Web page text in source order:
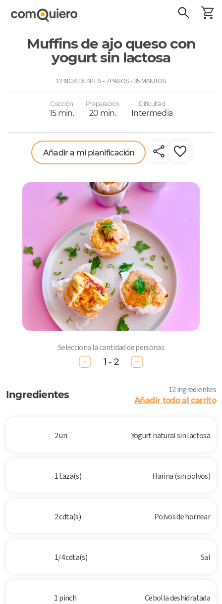
Muffins de ajo queso con
yogurt sin lactosa
12 INGREDIENTES • 7 PASOS • 35 MINUTOS
Cocción
15 min.
Preparación
20 min.
Dificultad
Intermedia
Añadir a mi planificación
Selecciona la cantidad de personas
1 - 2
Ingredientes 12 ingredientes
Añadir todo al carrito
2 un Yogurt natural sin lactosa
1 taza(s) Harina (sin polvos)
2 cdta(s) Polvos de hornear
1/4 cdta(s) Sal
1 pinch Cebolla deshidratada